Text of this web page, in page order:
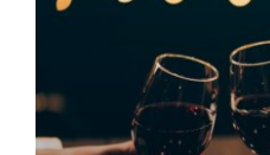
服務
傳媒報導